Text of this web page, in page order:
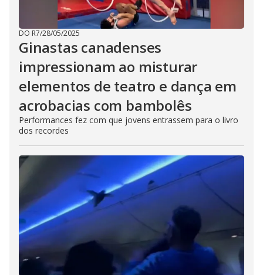
DO R7/28/05/2025
Ginastas canadenses
impressionam ao misturar
elementos de teatro e dança em
acrobacias com bambolês
Performances fez com que jovens entrassem para o livro
dos recordes